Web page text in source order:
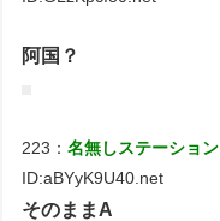
阿国？
223：名無しステーション
ID:aBYyK9U40.net
そのままA